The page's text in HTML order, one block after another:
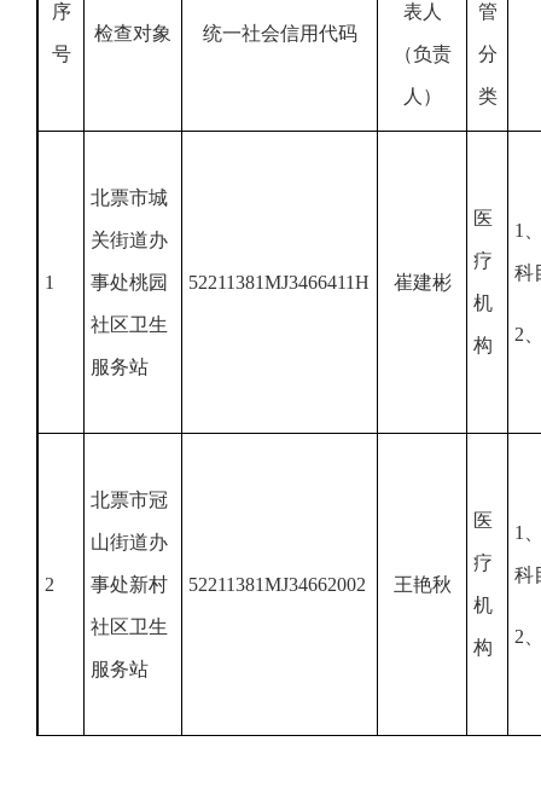
序
号
检查对象 统一社会信用代码
表人
（负责
人）
管
分
类
1
北票市城
关街道办
事处桃园
社区卫生
服务站
52211381MJ3466411H 崔建彬
医
疗
机
构
1
科
2
2
北票市冠
山街道办
事处新村
社区卫生
服务站
52211381MJ34662002 王艳秋
医
疗
机
构
1
科
2